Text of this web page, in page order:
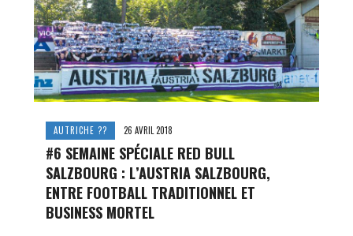
AUTRICHE ?? 26 AVRIL 2018
#6 SEMAINE SPÉCIALE RED BULL
SALZBOURG : L’AUSTRIA SALZBOURG,
ENTRE FOOTBALL TRADITIONNEL ET
BUSINESS MORTEL